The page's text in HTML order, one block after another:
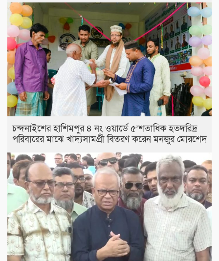
চন্দনাইশের হাশিমপুর ৪ নং ওয়ার্ডে ৫’শতাধিক হতদরিদ্র
পরিবারের মাঝে খাদ্যসামগ্রী বিতরণ করেন মনজুর মোরশেদ